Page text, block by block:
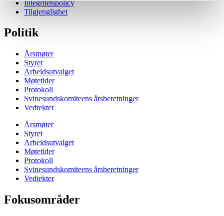
Integritetspolicy
Tilgjenglighet
Politik
Årsmøter
Styret
Arbeidsutvalget
Møtetider
Protokoll
Svinesundskomiteens årsberetninger
Vedtekter
Årsmøter
Styret
Arbeidsutvalget
Møtetider
Protokoll
Svinesundskomiteens årsberetninger
Vedtekter
Fokusområder